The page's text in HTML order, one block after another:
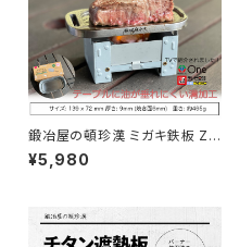
鍛冶屋の頓珍漢 ミガキ鉄板 Z1
39D ダイソー メスティンサイズ
9mm厚 特製ハンドル付き
¥5,980